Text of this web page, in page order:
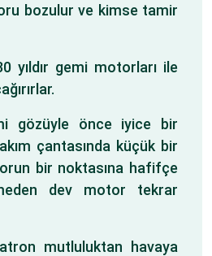
bozulur ve kimse tamir
yıldır gemi motorları ile
gözüyle önce iyice bir
çantasında küçük bir
bir noktasına hafifçe
dev motor tekrar
mutluluktan havaya